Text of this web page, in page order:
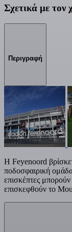
Σχετικά με
Περιγραφή
Η Feyenoord
ποδοσφαιρική
επισκέπτες
επισκεφθούν το